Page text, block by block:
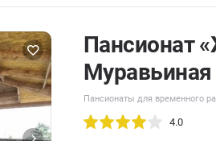
Пансионат
Муравьиная
Пансионаты для временного
4.0